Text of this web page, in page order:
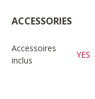
ACCESSORIES
Accessoires
inclus
YES